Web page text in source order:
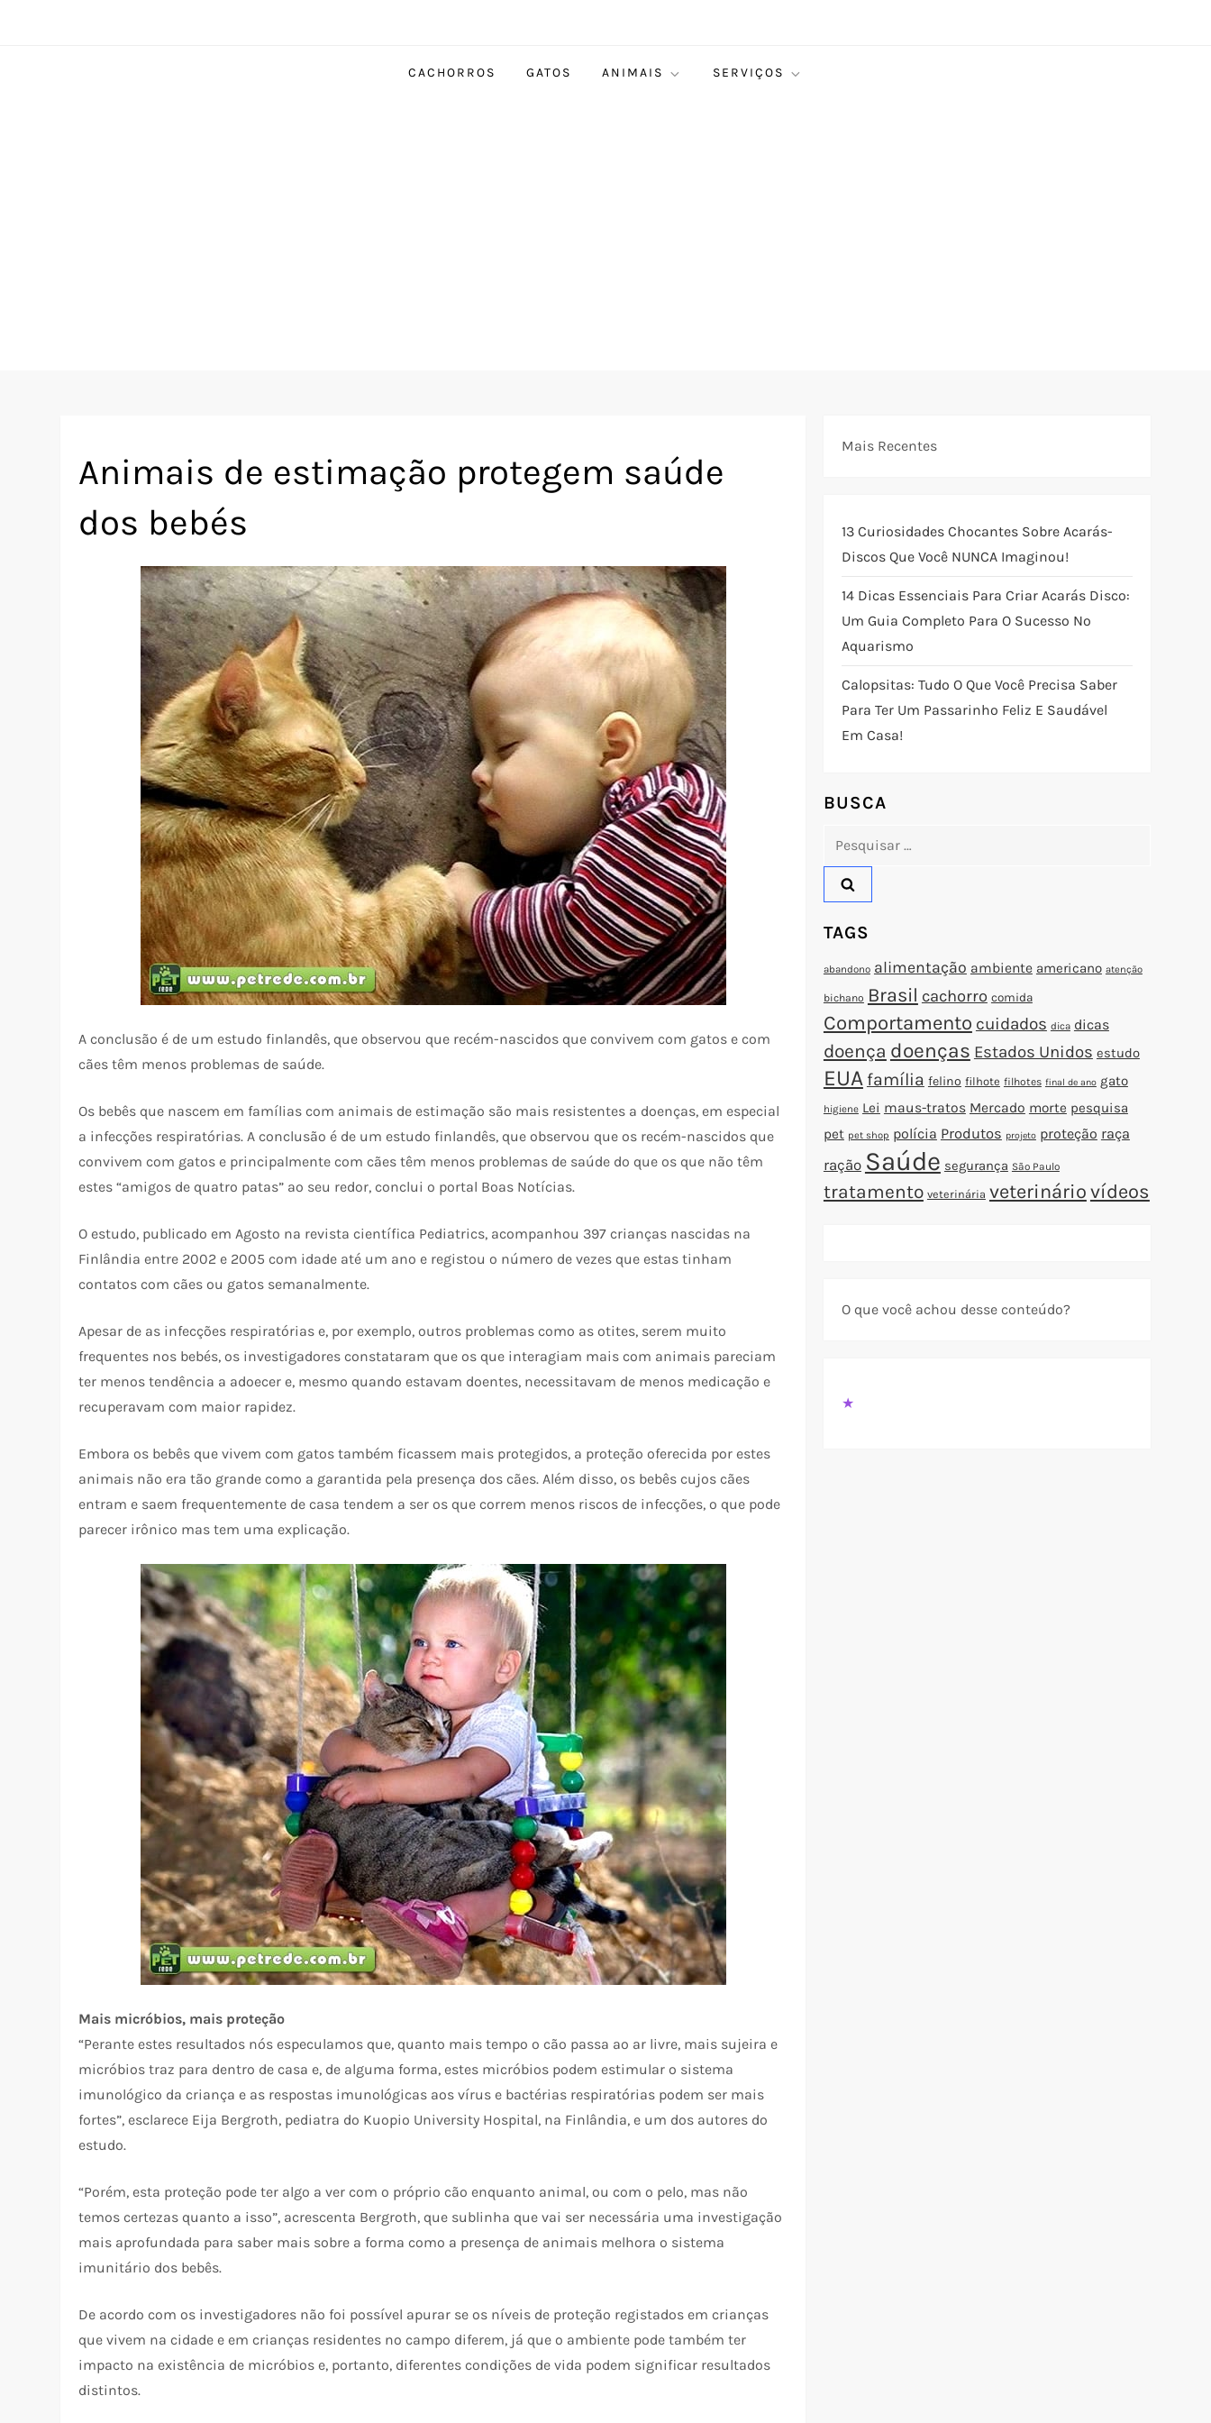
CACHORROS GATOS ANIMAIS SERVIÇOS
Animais de estimação protegem saúde
dos bebés
A conclusão é de um estudo finlandês, que observou que recém-nascidos que convivem com gatos e com
cães têm menos problemas de saúde.
Os bebês que nascem em famílias com animais de estimação são mais resistentes a doenças, em especial
a infecções respiratórias. A conclusão é de um estudo finlandês, que observou que os recém-nascidos que
convivem com gatos e principalmente com cães têm menos problemas de saúde do que os que não têm
estes “amigos de quatro patas” ao seu redor, conclui o portal Boas Notícias.
O estudo, publicado em Agosto na revista científica Pediatrics, acompanhou 397 crianças nascidas na
Finlândia entre 2002 e 2005 com idade até um ano e registou o número de vezes que estas tinham
contatos com cães ou gatos semanalmente.
Apesar de as infecções respiratórias e, por exemplo, outros problemas como as otites, serem muito
frequentes nos bebés, os investigadores constataram que os que interagiam mais com animais pareciam
ter menos tendência a adoecer e, mesmo quando estavam doentes, necessitavam de menos medicação e
recuperavam com maior rapidez.
Embora os bebês que vivem com gatos também ficassem mais protegidos, a proteção oferecida por estes
animais não era tão grande como a garantida pela presença dos cães. Além disso, os bebês cujos cães
entram e saem frequentemente de casa tendem a ser os que correm menos riscos de infecções, o que pode
parecer irônico mas tem uma explicação.
Mais micróbios, mais proteção
“Perante estes resultados nós especulamos que, quanto mais tempo o cão passa ao ar livre, mais sujeira e
micróbios traz para dentro de casa e, de alguma forma, estes micróbios podem estimular o sistema
imunológico da criança e as respostas imunológicas aos vírus e bactérias respiratórias podem ser mais
fortes”, esclarece Eija Bergroth, pediatra do Kuopio University Hospital, na Finlândia, e um dos autores do
estudo.
“Porém, esta proteção pode ter algo a ver com o próprio cão enquanto animal, ou com o pelo, mas não
temos certezas quanto a isso”, acrescenta Bergroth, que sublinha que vai ser necessária uma investigação
mais aprofundada para saber mais sobre a forma como a presença de animais melhora o sistema
imunitário dos bebês.
De acordo com os investigadores não foi possível apurar se os níveis de proteção registados em crianças
que vivem na cidade e em crianças residentes no campo diferem, já que o ambiente pode também ter
impacto na existência de micróbios e, portanto, diferentes condições de vida podem significar resultados
distintos.
Mais Recentes
13 Curiosidades Chocantes Sobre Acarás-
Discos Que Você NUNCA Imaginou!
14 Dicas Essenciais Para Criar Acarás Disco:
Um Guia Completo Para O Sucesso No
Aquarismo
Calopsitas: Tudo O Que Você Precisa Saber
Para Ter Um Passarinho Feliz E Saudável
Em Casa!
BUSCA
Pesquisar
TAGS
abandono alimentação ambiente americano atenção
bichano Brasil cachorro comida
Comportamento cuidados dica dicas
doença doenças Estados Unidos estudo
EUA família felino filhote filhotes final de ano gato
higiene Lei maus-tratos Mercado morte pesquisa
pet pet shop polícia Produtos projeto proteção raça
ração Saúde segurança São Paulo
tratamento veterinária veterináriovídeos
O que você achou desse conteúdo?
★